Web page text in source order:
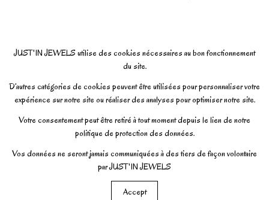
JUST'IN JEWELS utilise des cookies nécessaires au bon fonctionnement
du site.
D’autres catégories de cookies peuvent être utilisées pour personnaliser votre
expérience sur notre site ou réaliser des analyses pour optimiser notre site.
Votre consentement peut être retiré à tout moment depuis le lien de notre
politique de protection des données.
Vos données ne seront jamais communiquées à des tiers de façon volontaire
par JUST'IN JEWELS
Accept